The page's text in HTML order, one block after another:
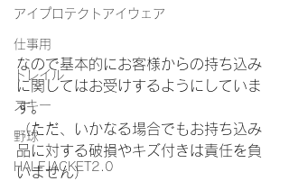
アイプロテクトアイウェア
仕事用
トレイル
スキー
野球
HALFJACKET2.0
なので基本的にお客様からの持ち込み
に関してはお受けするようにしていま
す。
（ただ、いかなる場合でもお持ち込み
品に対する破損やキズ付きは責任を負
いません）